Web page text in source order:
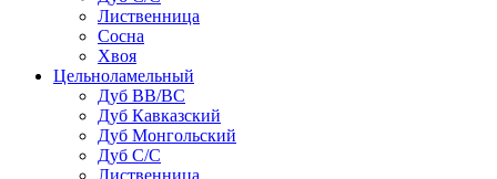
Лиственница
Сосна
Хвоя
Цельноламельный
Дуб ВВ/ВС
Дуб Кавказский
Дуб Монгольский
Дуб С/С
Лиственница